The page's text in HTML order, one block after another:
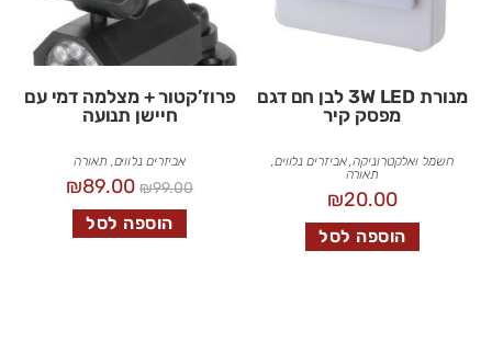
מנורת 3W LED לבן חם דגם
מפסק קיר
חשמל ואלקטרוניקה,אביזרים נלווים
תאורה
₪20.00
הוספה לסל
פרוז’קטור + מצלמה דמי עם
חיישן תנועה
אביזרים נלווים תאורה
₪99.00
₪89.00
הוספה לסל